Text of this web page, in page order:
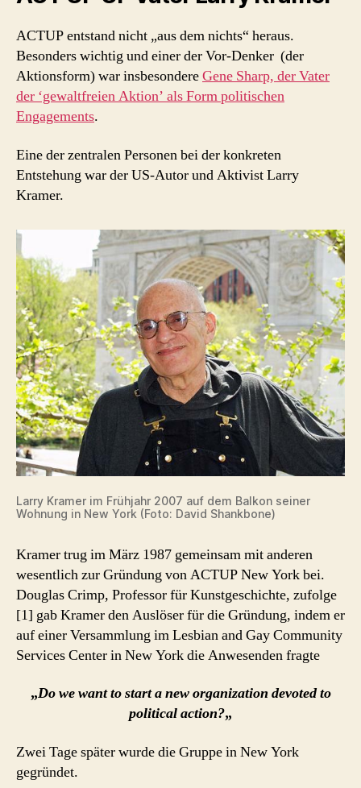
ACTUP entstand nicht „aus dem nichts“ heraus.
Besonders wichtig und einer der Vor-Denker (der
Aktionsform) war insbesondereGene Sharp, der Vater
der ‘gewaltfreien Aktion’ als Form politischen
Engagements.
Eine der zentralen Personen bei der konkreten
Entstehung war der US-Autor und Aktivist Larry
Kramer.
Larry Kramer im Frühjahr 2007 auf dem Balkon seiner
Wohnung in New York (Foto: David Shankbone)
Kramer trug im März 1987 gemeinsam mit anderen
wesentlich zur Gründung von ACTUP New York bei.
Douglas Crimp, Professor für Kunstgeschichte, zufolge
[1] gab Kramer den Auslöser für die Gründung, indem er
auf einer Versammlung im Lesbian and Gay Community
Services Center in New York die Anwesenden fragte
„Do we want to start a new organization devoted to
political action?„
Zwei Tage später wurde die Gruppe in New York
gegründet.